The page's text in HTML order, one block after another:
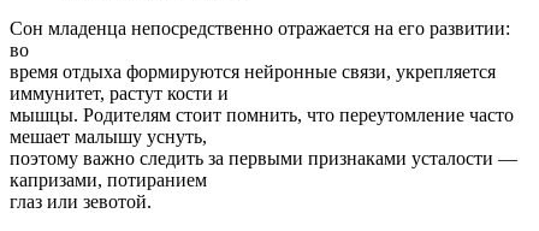
Сон младенца непосредственно отражается на его развитии:
во
время отдыха формируются нейронные связи, укрепляется
иммунитет, растут кости и
мышцы. Родителям стоит помнить, что переутомление часто
мешает малышу уснуть,
поэтому важно следить за первыми признаками усталости —
капризами, потиранием
глаз или зевотой.